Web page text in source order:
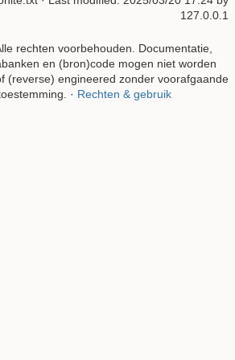
127.0.0.1
rechten voorbehouden. Documentatie,
en (bron)code mogen niet worden
(reverse) engineered zonder voorafgaande
· Rechten & gebruik